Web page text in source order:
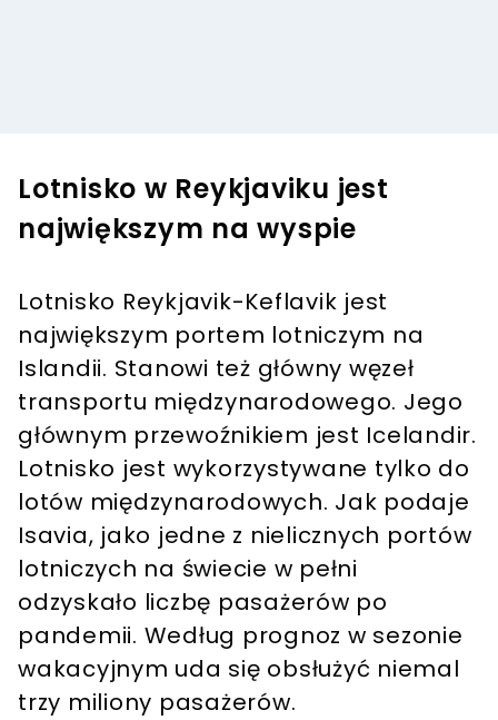
Lotnisko w Reykjaviku jest
największym na wyspie
Lotnisko Reykjavik-Keflavik jest
największym portem lotniczym na
Islandii. Stanowi też główny węzeł
transportu międzynarodowego. Jego
głównym przewoźnikiem jest Icelandir.
Lotnisko jest wykorzystywane tylko do
lotów międzynarodowych. Jak podaje
Isavia, jako jedne z nielicznych portów
lotniczych na świecie w pełni
odzyskało liczbę pasażerów po
pandemii. Według prognoz w sezonie
wakacyjnym uda się obsłużyć niemal
trzy miliony pasażerów.